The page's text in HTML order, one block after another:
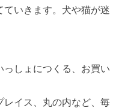
いきます。犬や猫が迷
しょにつくる、お買い
イス、丸の内など、毎